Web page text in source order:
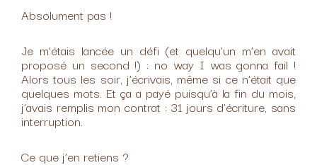
Absolument pas !
Je m’étais lancée un défi (et quelqu’un m’en avait
proposé un second !) : no way I was gonna fail !
Alors tous les soir, j’écrivais, même si ce n’était que
quelques mots. Et ça a payé puisqu’à la fin du mois,
j’avais remplis mon contrat : 31 jours d’écriture, sans
interruption.
Ce que j’en retiens ?